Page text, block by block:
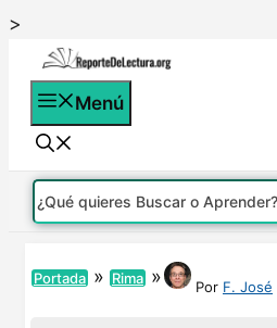
>
contenido
Menú
Portada » Rima » Por F. José